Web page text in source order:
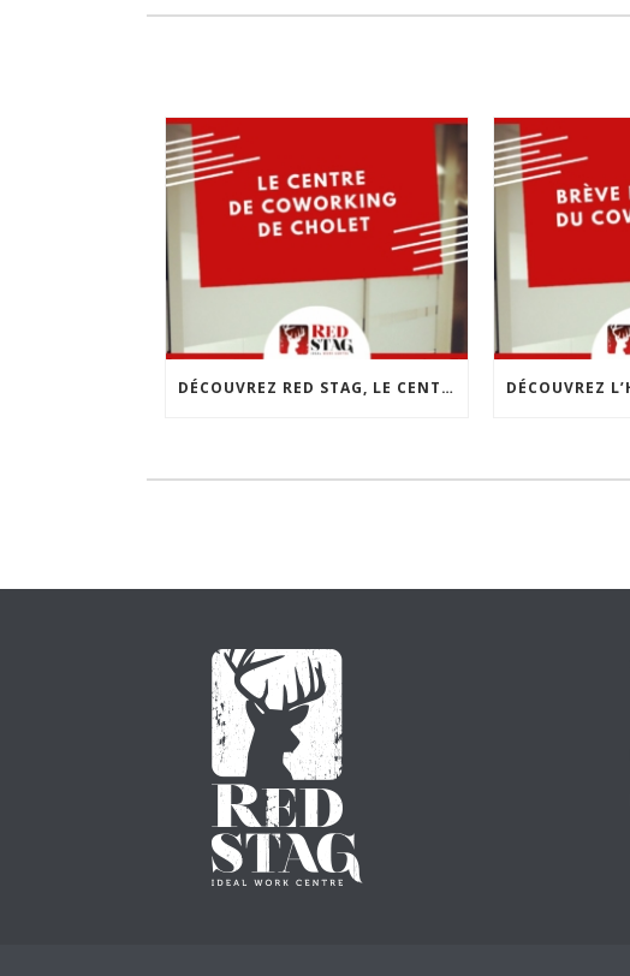
DÉCOUVREZ RED STAG, LE CENTRE DE COWORKING DE CHOLET